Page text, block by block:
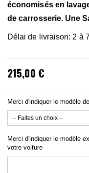
économisés en
de carrosserie. Une
Délai de livraison: 2 à
215,00 €
Merci d'indiquer le modèle
Merci d'indiquer le modèle
votre voiture